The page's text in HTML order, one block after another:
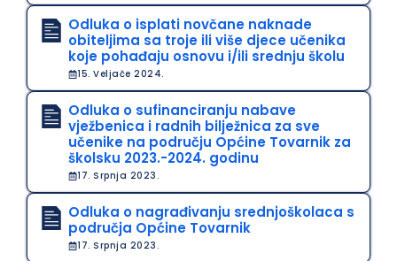
Odluka o isplati novčane naknade
obiteljima sa troje ili više djece učenika
koje pohađaju osnovu i/ili srednju školu
15. Veljače 2024.
Odluka o sufinanciranju nabave
vježbenica i radnih bilježnica za sve
učenike na području Općine Tovarnik za
školsku 2023.-2024. godinu
17. Srpnja 2023.
Odluka o nagrađivanju srednjoškolaca s
područja Općine Tovarnik
17. Srpnja 2023.